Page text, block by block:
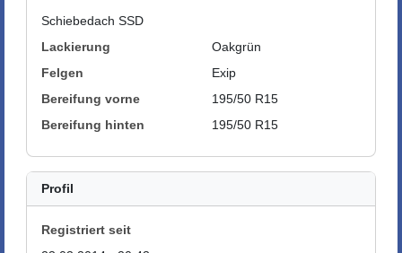
Schiebedach SSD
Lackierung
Oakgrün
Felgen
Exip
Bereifung vorne
195/50 R15
Bereifung hinten
195/50 R15
Profil
Registriert seit